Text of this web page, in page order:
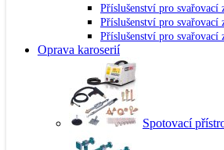
Příslušenství pro
Příslušenství pro
Příslušenství pro svařovací
Oprava karoserií
Spotovací